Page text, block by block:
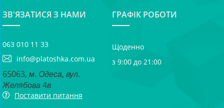
ЗВ'ЯЗАТИСЯ З НАМИ
063 010 11 33
info@platoshka.com.ua
65063, м. Одеса, вул.
Желябова 4в
Поставити питання
ГРАФІК РОБОТИ
Щоденно
з 9:00 до 21:00